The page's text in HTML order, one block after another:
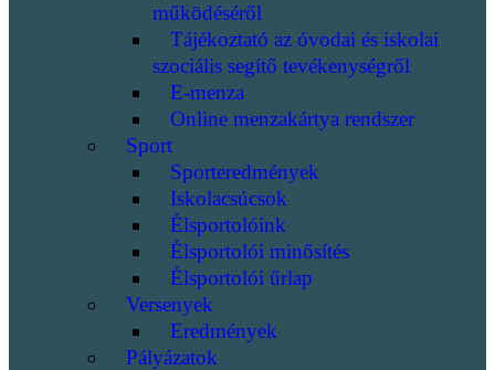
működéséről
Tájékoztató az óvodai és iskolai
szociális segítő tevékenységről
E-menza
Online menzakártya rendszer
Sport
Sporteredmények
Iskolacsúcsok
Élsportolóink
Élsportolói minősítés
Élsportolói űrlap
Versenyek
Eredmények
Pályázatok